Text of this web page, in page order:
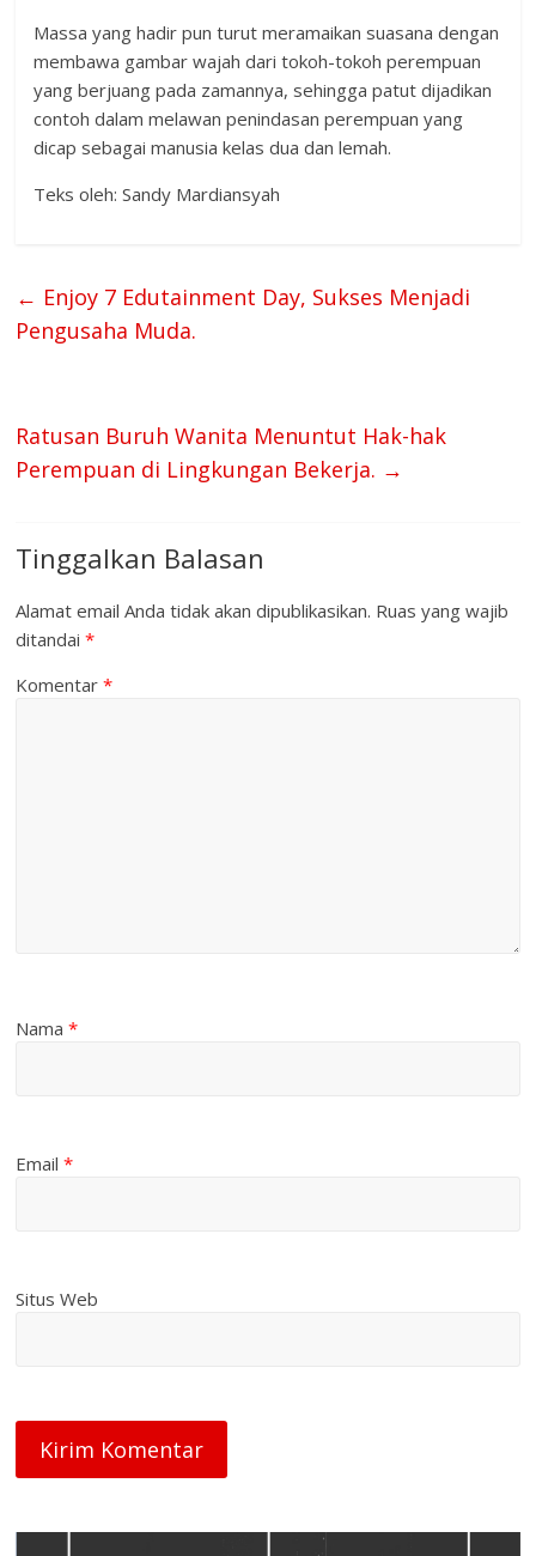
Massa yang hadir pun turut meramaikan suasana dengan
membawa gambar wajah dari tokoh-tokoh perempuan
yang berjuang pada zamannya, sehingga patut dijadikan
contoh dalam melawan penindasan perempuan yang
dicap sebagai manusia kelas dua dan lemah.
Teks oleh: Sandy Mardiansyah
← Enjoy 7 Edutainment Day, Sukses Menjadi
Pengusaha Muda.
Ratusan Buruh Wanita Menuntut Hak-hak
Perempuan di Lingkungan Bekerja. →
Tinggalkan Balasan
Alamat email Anda tidak akan dipublikasikan. Ruas yang wajib
ditandai*
Komentar*
Nama*
Email*
Situs Web